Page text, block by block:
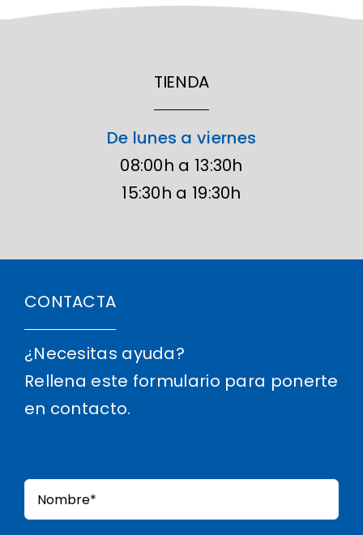
TIENDA
De lunes a viernes
08:00h a 13:30h
15:30h a 19:30h
CONTACTA
¿Necesitas ayuda?
Rellena este formulario para ponerte
en contacto.